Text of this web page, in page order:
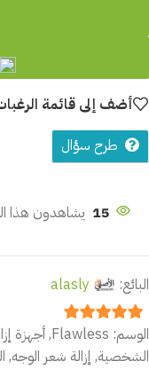
أضف إلى قائمة
طرح سؤال
15 يشاهدون هذا
البائع: alasly
5
out of 5
الوسم: Flawless
,أجهزة
الشخصية, إزالة شعر الوجه,